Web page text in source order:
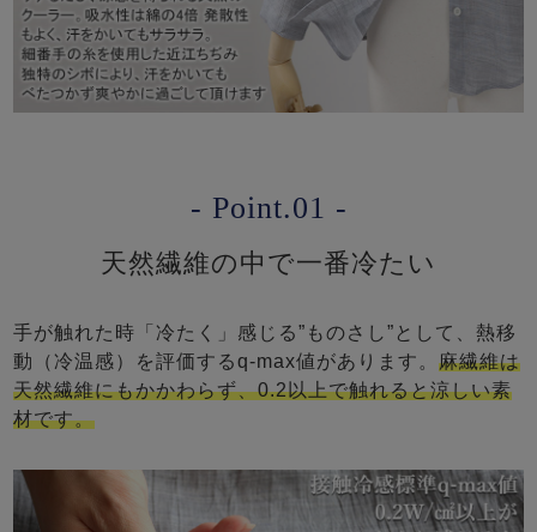
- Point.01 -
天然繊維の中で一番冷たい
手が触れた時「冷たく」感じる”ものさし”として、熱移
動（冷温感）を評価するq-max値があります。麻繊維は
天然繊維にもかかわらず、0.2以上で触れると涼しい素
材です。